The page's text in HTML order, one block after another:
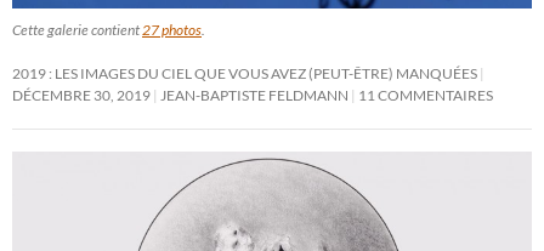
Cette galerie contient 27 photos
2019 : LES IMAGES DU CIEL QUE VOUS AVEZ (PEUT-ÊTRE) MANQUÉES
DÉCEMBRE 30, 2019
JEAN-BAPTISTE FELDMANN 11 COMMENTAIRES